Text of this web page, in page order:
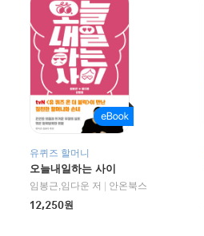
유퀴즈 할머니
오늘내일하는 사이
임봉근,임다운 저
안온북스
12,250원